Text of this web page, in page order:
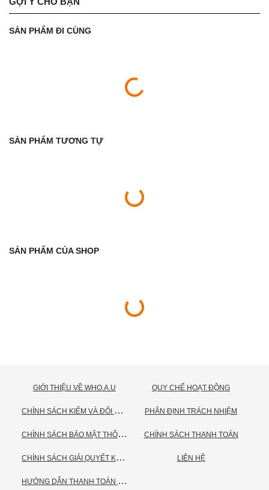
SẢN PHẨM ĐI CÙNG
SẢN PHẨM TƯƠNG TỰ
SẢN PHẨM CỦA SHOP
GIỚI THIỆU VỀ WHO.A.U
C
HÍNH SÁCH KIỂM VÀ ĐỔI TRẢ HÀNG
C
HÍNH SÁCH BẢO MẬT THÔNG TIN CÁ NHÂN
C
HÍNH SÁCH GIẢI QUYẾT KHIẾU NẠI
H
ƯỚNG DẪN THANH TOÁN VNPAY
QUY CHẾ HOẠT ĐỘNG
PHÂN ĐỊNH TRÁCH NHIỆM
CHÍNH SÁCH THANH TOÁN
LIÊN HỆ